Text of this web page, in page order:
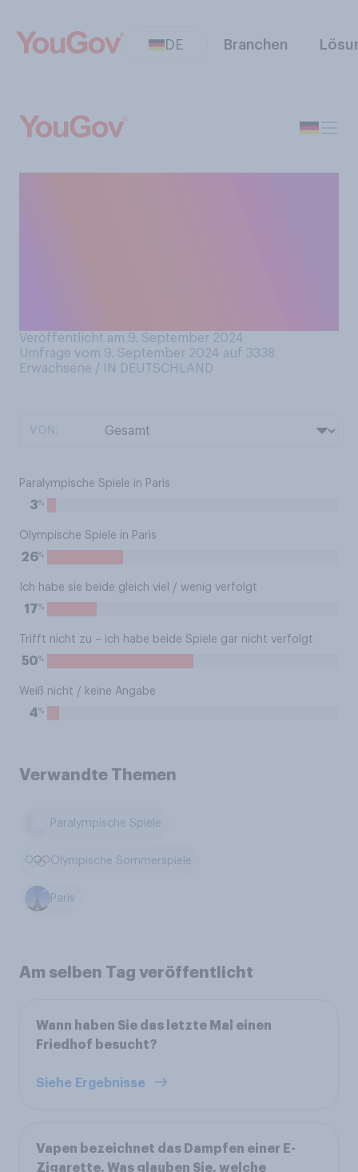
DE Branchen
Veröffentlicht am 9. September 2024
Umfrage vom 9. September 2024 auf 3338
Erwachsene / IN DEUTSCHLAND
Paralympische Spiele in Paris
3%
Olympische Spiele in Paris
26%
Ich habe sie beide gleich viel / wenig verfolgt
17%
Trifft nicht zu – ich habe beide Spiele gar nicht verfolgt
50%
Weiß nicht / keine Angabe
4%
Verwandte Themen
Paralympische Spiele
Olympische Sommerspiele
Paris
Am selben Tag veröffentlicht
Wann haben Sie das letzte Mal einen
Friedhof besucht?
Siehe Ergebnisse
Vapen bezeichnet das Dampfen einer E-
Zigarette. Was glauben Sie, welche